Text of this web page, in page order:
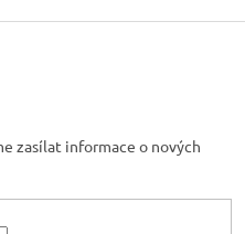
zasílat informace o nových